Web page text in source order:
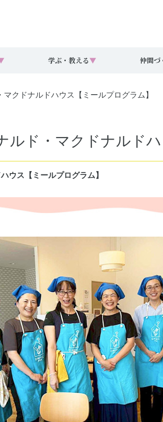
学ぶ・教える▼ 仲間づ
クドナルドハウス【ミールプログラム】
ルド・マクドナルド
ウス【ミールプログラム】